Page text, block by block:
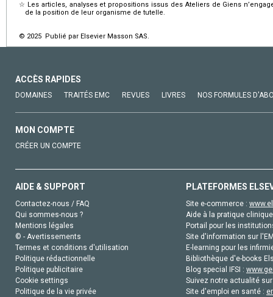
☆ Les articles, analyses et propositions issus des Ateliers de Giens
de la position de leur organisme de tutelle.
© 2025 Publié par Elsevier Masson SAS.
ACCÈS RAPIDES
DOMAINES TRAITÉS EMC REVUES LIVRES NOS FORMULES
MON COMPTE
CRÉER UN COMPTE
AIDE & SUPPORT
Contactez-nous / FAQ
Qui sommes-nous ?
Mentions légales
© - Avertissements
Termes et conditions d'utilisation
Politique rédactionnelle
Politique publicitaire
Cookie settings
Politique de la vie privée
PLATEFORMES
Site e-commerce :
Aide à la pratique
Portail pour les
Site d'information sur
E-learning pour les
Bibliothèque d'e-books
Blog special IFSI :
Suivez notre actualité
Site d'emploi en santé :